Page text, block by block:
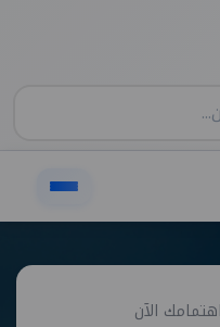
الآن